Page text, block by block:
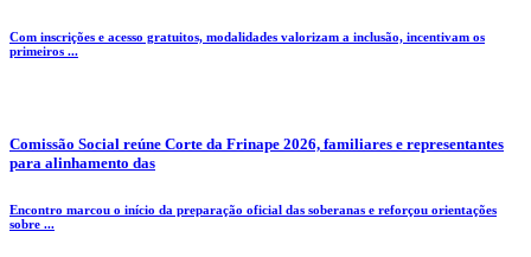
Com inscrições e acesso gratuitos, modalidades valorizam a inclusão, incentivam os
primeiros ...
Comissão Social reúne Corte da Frinape 2026, familiares e representantes
para alinhamento das
Encontro marcou o início da preparação oficial das soberanas e reforçou orientações
sobre ...